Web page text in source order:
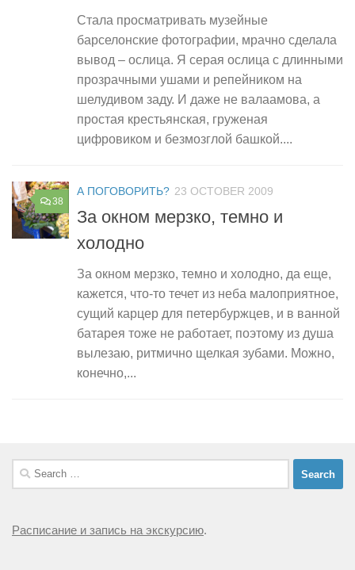
Стала просматривать музейные
барселонские фотографии, мрачно сделала
вывод – ослица. Я серая ослица с длинными
прозрачными ушами и репейником на
шелудивом заду. И даже не валаамова, а
простая крестьянская, груженая
цифровиком и безмозглой башкой....
38
А ПОГОВОРИТЬ? 23 OCTOBER 2009
За окном мерзко, темно и
холодно
За окном мерзко, темно и холодно, да еще,
кажется, что-то течет из неба малоприятное,
сущий карцер для петербуржцев, и в ванной
батарея тоже не работает, поэтому из душа
вылезаю, ритмично щелкая зубами. Можно,
конечно,...
Search
for:
Расписание и запись на экскурсию.